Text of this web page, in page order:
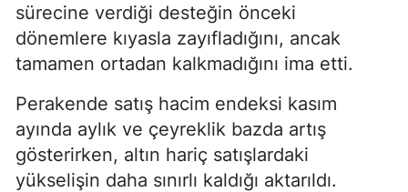
sürecine verdiği desteğin önceki
dönemlere kıyasla zayıfladığını, ancak
tamamen ortadan kalkmadığını ima etti.
Perakende satış hacim endeksi kasım
ayında aylık ve çeyreklik bazda artış
gösterirken, altın hariç satışlardaki
yükselişin daha sınırlı kaldığı aktarıldı.